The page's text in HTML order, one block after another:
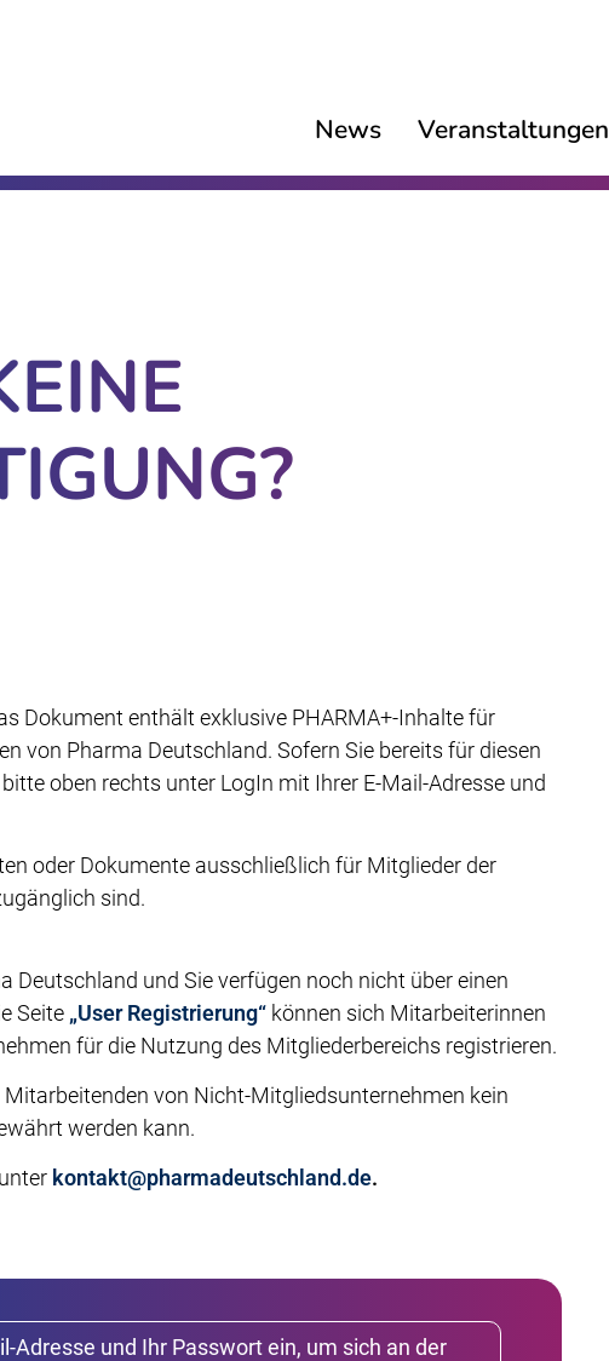
News Veranstaltungen
Dokument enthält exklusive PHARMA+-Inhalte für
von Pharma Deutschland. Sofern Sie bereits für diesen
oben rechts unter LogIn mit Ihrer E-Mail-Adresse und
oder Dokumente ausschließlich für Mitglieder der
sind.
Deutschland und Sie verfügen noch nicht über einen
Seite „User Registrierung“können sich Mitarbeiterinnen
für die Nutzung des Mitgliederbereichs registrieren.
von Nicht-Mitgliedsunternehmen kein
werden kann.
kontakt@pharmadeutschland.de.
Adresse und Ihr Passwort ein, um sich an der